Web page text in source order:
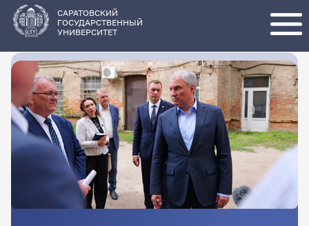
основному
содержанию
САРАТОВСКИЙ
ГОСУДАРСТВЕННЫЙ
УНИВЕРСИТЕТ